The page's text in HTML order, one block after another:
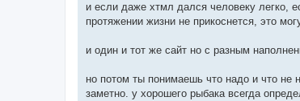
и если даже хтмл дался человеку легко,
протяжении жизни не прикоснется, это
и один и тот же сайт но с разным
но потом ты понимаешь что надо и что не
заметно. у хорошего рыбака всегда